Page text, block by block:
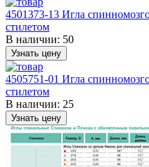
4501373-13 Игла
стилетом
В наличии: 50
Узнать цену
4505751-01 Игла
стилетом
В наличии: 25
Узнать цену